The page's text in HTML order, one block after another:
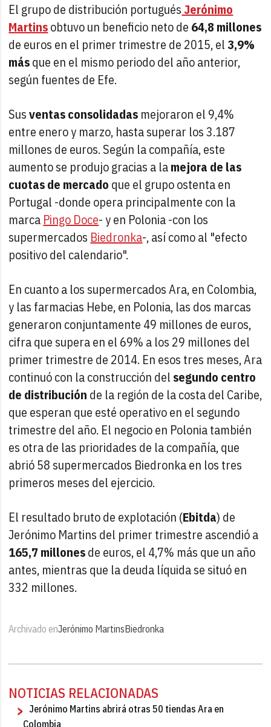
El grupo de distribución portuguésJerónimo
Martinsobtuvo un beneficio neto de 64,8 millones
de euros en el primer trimestre de 2015, el3,9%
másque en el mismo periodo del año anterior,
según fuentes de Efe.
Susventas consolidadas mejoraron el 9,4%
entre enero y marzo, hasta superar los 3.187
millones de euros. Según la compañía, este
aumento se produjo gracias a lamejora de las
cuotas de mercado que el grupo ostenta en
Portugal -donde opera principalmente con la
marca Pingo Doce- y en Polonia -con los
supermercados Biedronka-, así como al "efecto
positivo del calendario".
En cuanto a los supermercados Ara, en Colombia,
y las farmacias Hebe, en Polonia, las dos marcas
generaron conjuntamente 49 millones de euros,
cifra que supera en el 69% a los 29 millones del
primer trimestre de 2014. En esos tres meses, Ara
continuó con la construcción del segundo centro
de distribución de la región de la costa del Caribe,
que esperan que esté operativo en el segundo
trimestre del año. El negocio en Polonia también
es otra de las prioridades de la compañía, que
abrió 58 supermercados Biedronka en los tres
primeros meses del ejercicio.
El resultado bruto de explotación (Ebitda) de
Jerónimo Martins del primer trimestre ascendió a
165,7 millonesde euros, el 4,7% más que un año
antes, mientras que la deuda líquida se situó en
332 millones.
Archivado enJerónimo MartinsBiedronka
NOTICIAS RELACIONADAS
Jerónimo Martins abrirá otras 50 tiendas Ara en
Colombia